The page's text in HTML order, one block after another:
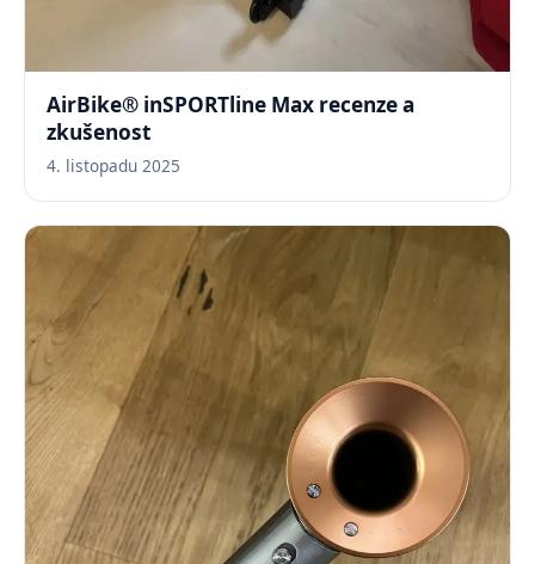
AirBike® inSPORTline Max recenze a
zkušenost
4. listopadu 2025